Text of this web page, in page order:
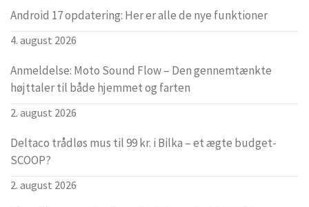
Android 17 opdatering: Her er alle de nye funktioner
4. august 2026
Anmeldelse: Moto Sound Flow – Den gennemtænkte
højttaler til både hjemmet og farten
2. august 2026
Deltaco trådløs mus til 99 kr. i Bilka – et ægte budget-
SCOOP?
2. august 2026